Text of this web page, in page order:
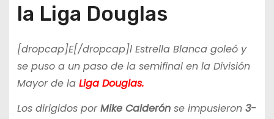
la Liga Douglas
[dropcap]E[/dropcap]l Estrella Blanca goleó y
se puso a un paso de la semifinal en la División
Mayor de la Liga Douglas.
Los dirigidos porMike Calderónse impusieron 3-